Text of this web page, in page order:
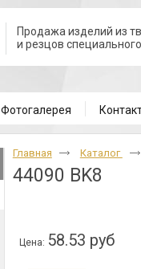
Продажа изделий из
и резцов
Фотогалерея
Главная Каталог
44090 BK8
Цена: 58.53 руб